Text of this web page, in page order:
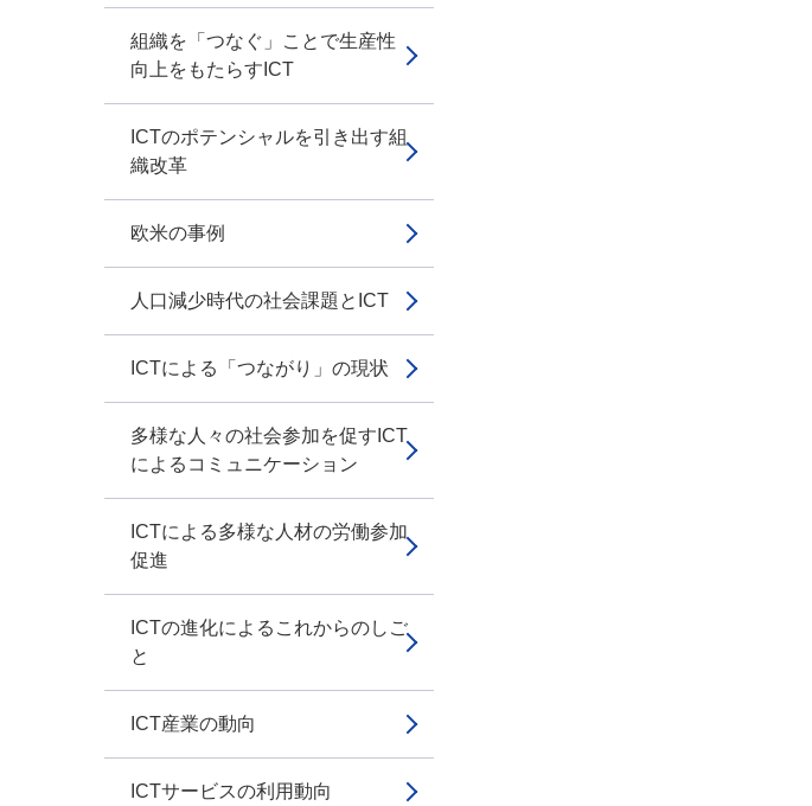
組織を「つなぐ」ことで生産性
向上をもたらすICT
ICTのポテンシャルを引き出す組
織改革
欧米の事例
人口減少時代の社会課題とICT
ICTによる「つながり」の現状
多様な人々の社会参加を促すICT
によるコミュニケーション
ICTによる多様な人材の労働参加
促進
ICTの進化によるこれからのしご
と
ICT産業の動向
ICTサービスの利用動向